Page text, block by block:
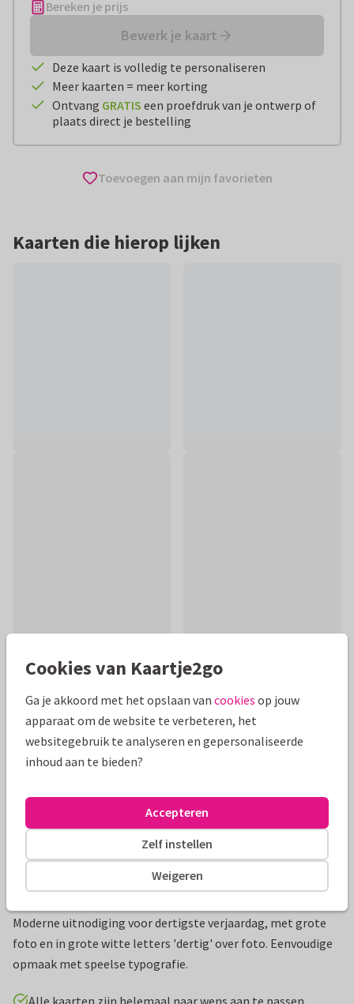
Bereken je prijs
Bewerk je kaart
Deze kaart is volledig te personaliseren
Meer kaarten = meer korting
Ontvang GRATIS een proefdruk van je ontwerp of
plaats direct je bestelling
Toevoegen aan mijn favorieten
Kaarten die hierop lijken
Productinformatie
Moderne uitnodiging voor dertigste verjaardag, met grote
foto en in grote witte letters 'dertig' over foto. Eenvoudige
opmaak met speelse typografie.
Cookies van Kaartje2go
Ga je akkoord met het opslaan van cookies op jouw
apparaat om de website te verbeteren, het
websitegebruik te analyseren en gepersonaliseerde
inhoud aan te bieden?
Weigeren
Zelf instellen
Accepteren